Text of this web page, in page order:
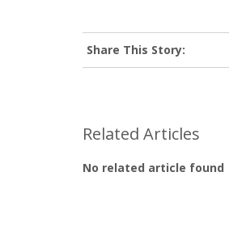
Share This Story:
Related Articles
No related article found